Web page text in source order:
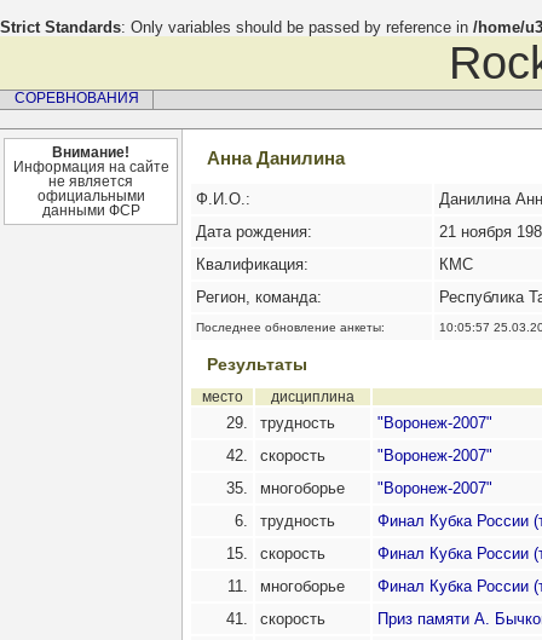
Strict Standards: Only variables should be passed by reference in /home/
СОРЕВНОВАНИЯ
Внимание!
Информация на сайте
не является
официальными
данными ФСР
Анна Данилина
Ф.И.О.:
Данилина
Дата рождения:
21 ноября
Квалификация:
КМС
Регион, команда:
Республика
Последнее обновление анкеты: 10:05:57
Результаты
место дисциплина
29. трудность
"Воронеж-2007"
42.
скорость
"Воронеж-2007"
35.
многоборье
"Воронеж-2007"
6.
трудность
Финал Кубка России
15.
скорость
Финал Кубка России
11.
многоборье
Финал Кубка России
41.
скорость
Приз памяти А.